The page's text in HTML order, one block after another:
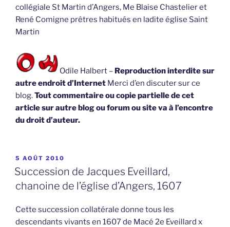
collégiale St Martin d’Angers, Me Blaise Chastelier et
René Comigne prêtres habitués en ladite église Saint
Martin
Odile Halbert – Reproduction interdite sur
autre endroit d’Internet Merci d’en discuter sur ce
blog.Tout commentaire ou copie partielle de cet
article sur autre blog ou forum ou site va à l’encontre
du droit d’auteur.
PUBLIÉ
LE
5 AOÛT 2010
Succession de Jacques Eveillard,
chanoine de l’église d’Angers, 1607
Cette succession collatérale donne tous les
descendants vivants en 1607 de Macé 2e Eveillard x